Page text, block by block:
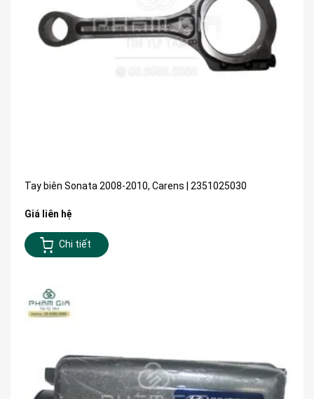
Tay biên Sonata 2008-2010, Carens | 2351025030
Giá liên hệ
Chi tiết